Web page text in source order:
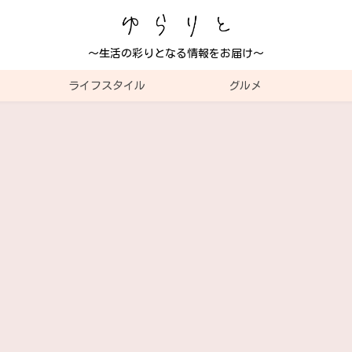
～生活の彩りとなる情報をお届け～
ライフスタイル グルメ